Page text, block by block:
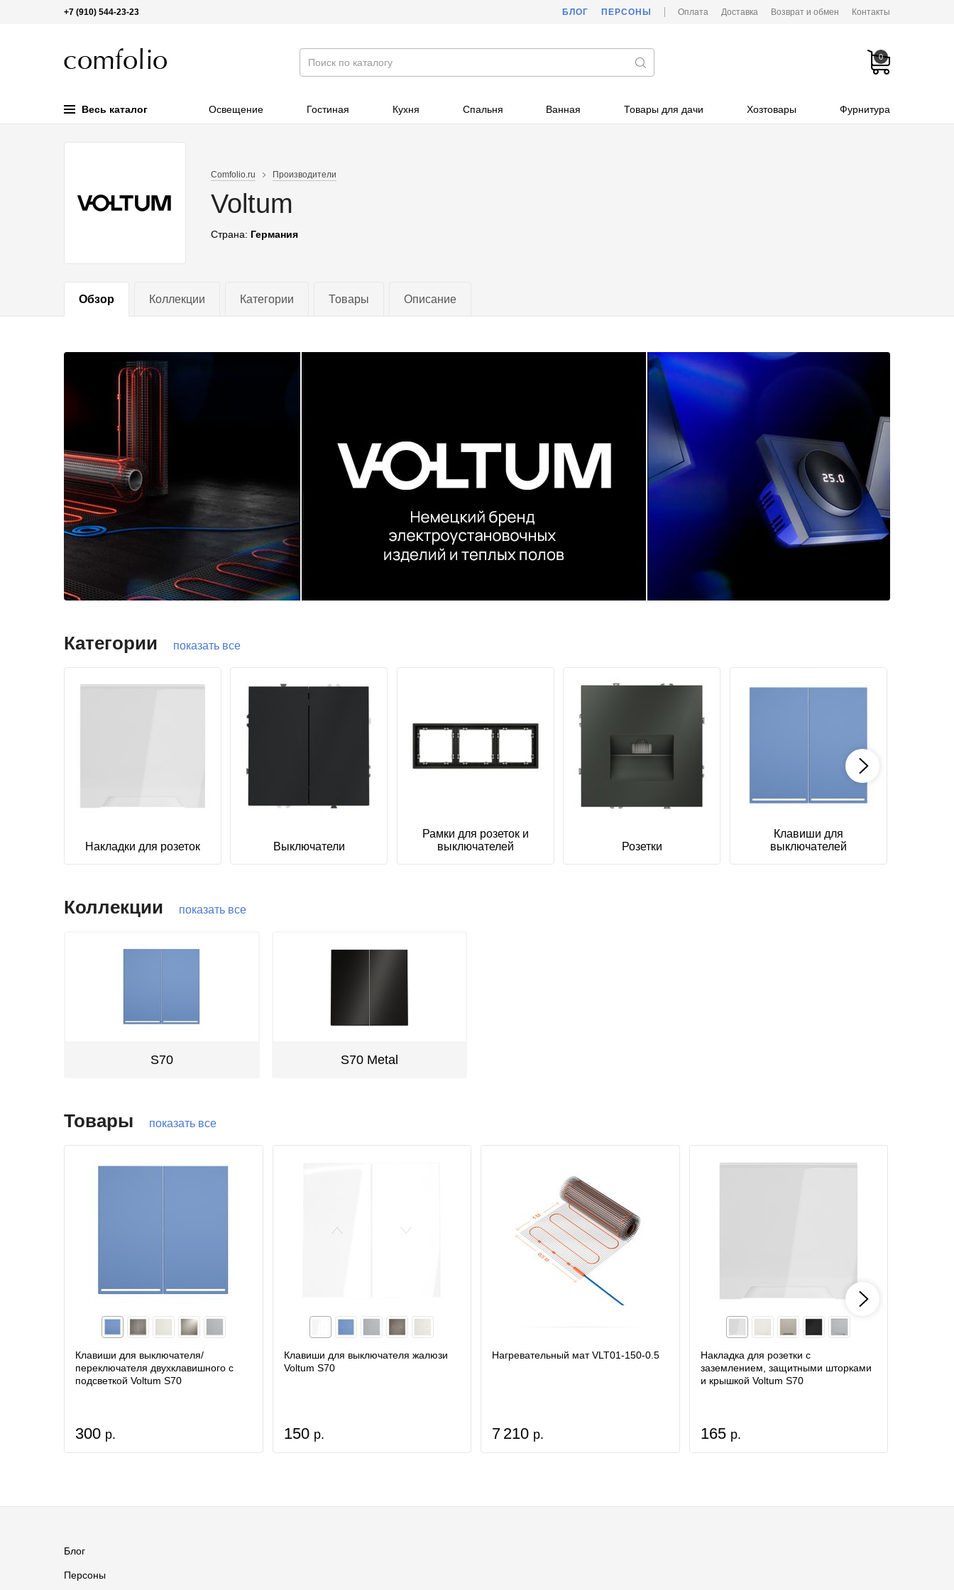
+7 (910) 544-23-23 БЛОГ ПЕРСОНЫ Оплата Доставка Возврат и обмен Контакты
0
Весь каталог Освещение Гостиная Кухня Спальня Ванная Товары для дачи Хозтовары Фурнитура
Comfolio.ru Производители
Voltum
Страна: Германия
Обзор Коллекции Категории Товары Описание
Категории показать все
Накладки для розеток Выключатели
Рамки для розеток и
выключателей
Розетки
Клавиши для
выключателей
Коллекции показать все
S70 S70 Metal
Товары показать все
Клавиши для выключателя/
переключателя двухклавишного с
подсветкой Voltum S70
300 р.
Клавиши для выключателя жалюзи
Voltum S70
150 р.
Нагревательный мат VLT01-150-0.5
7 210 р.
Накладка для розетки с
заземлением, защитными шторками
и крышкой Voltum S70
165 р.
Блог
Персоны